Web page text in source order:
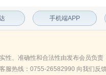
手机端APP
性、准确性和合法性由发布会员负
服热线：0755-26582990 向我们反